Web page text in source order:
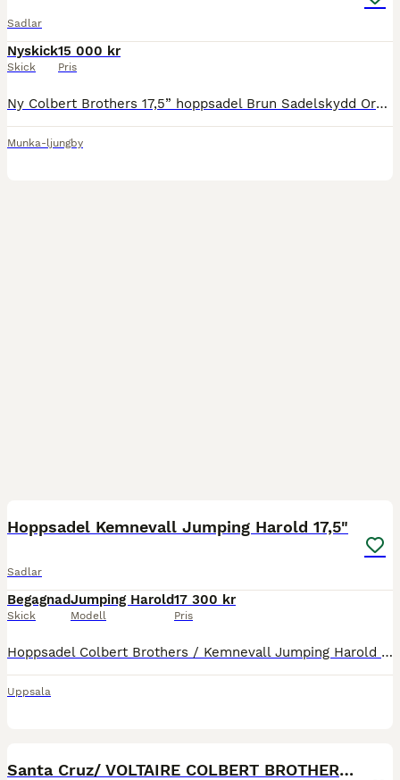
Sadlar
Nyskick
Skick
15 000 kr
Pris
Ny Colbert Brothers 17,5” hoppsadel Brun Sadelskydd Ordinarie pris 20 000kr Mitt pris 15 000kr
Munka-ljungby
Hoppsadel Kemnevall Jumping Harold 17,5"
Sadlar
Begagnad
Skick
Jumping Harold
Modell
17 300 kr
Pris
Hoppsadel Colbert Brothers / Kemnevall Jumping Harold Brun Sits 17,5" Bomvidd UG system För mer info och fler bilder se www.liqusini.se Priset är ink frakt!
Uppsala
Santa Cruz/ VOLTAIRE COLBERT BROTHERS/Santa Cruz